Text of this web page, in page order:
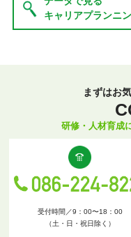
キャリアプランニ
まずはお
研修・人材育成
受付時間／9：00〜18：00
（土・日・祝日除く）